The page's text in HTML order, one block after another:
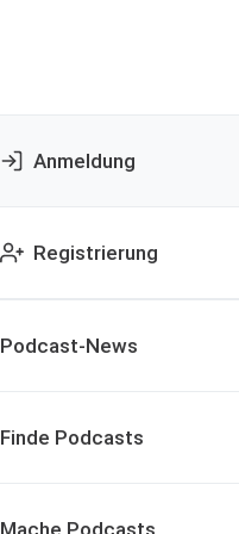
Anmeldung
Registrierung
Podcast-News
Finde Podcasts
Mache Podcasts